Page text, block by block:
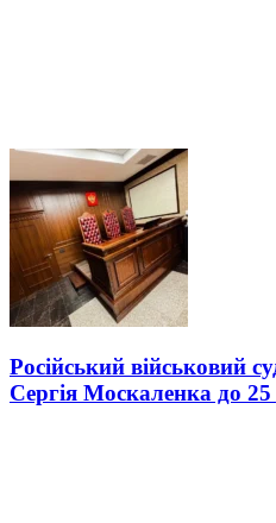
Російський військовий
Сергія Москаленка до 25